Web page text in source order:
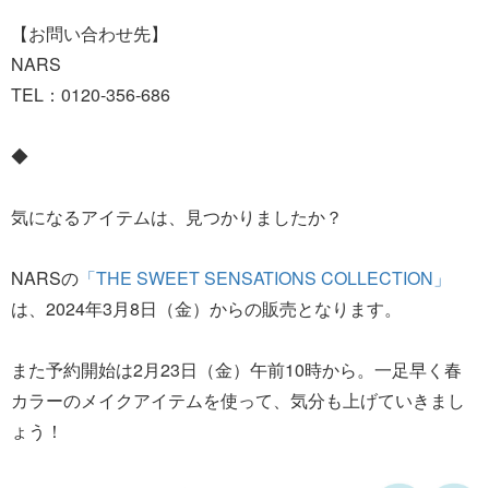
【お問い合わせ先】
NARS
TEL：0120-356-686
◆
気になるアイテムは、見つかりましたか？
NARSの 「THE SWEET SENSATIONS COLLECTION」
は、2024年3月8日（金）からの販売となります。
また予約開始は2月23日（金）午前10時から。一足早く春
カラーのメイクアイテムを使って、気分も上げていきまし
ょう！